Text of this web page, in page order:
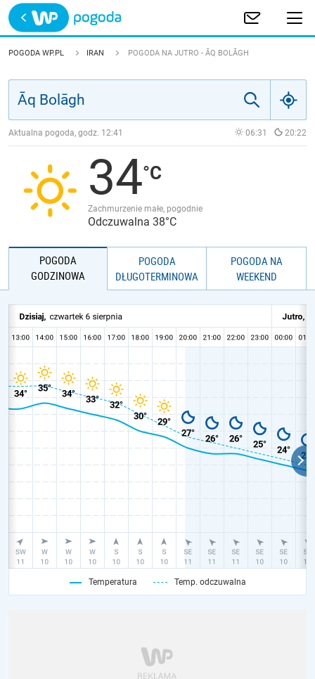
Trwa ładowanie
POLSKA
JAKOŚĆ POWIETRZA
POGODA WP.PL IRAN POGODA NA JUTRO - ĀQ BOLĀGH
Aktualna pogoda, godz. 12:41 06:31 20:22
34
Zachmurzenie małe, pogodnie
Odczuwalna 38°C
POGODA
GODZINOWA
POGODA
DŁUGOTERMINOWA
POGODA NA
WEEKEND
Temperatura Temp. odczuwalna